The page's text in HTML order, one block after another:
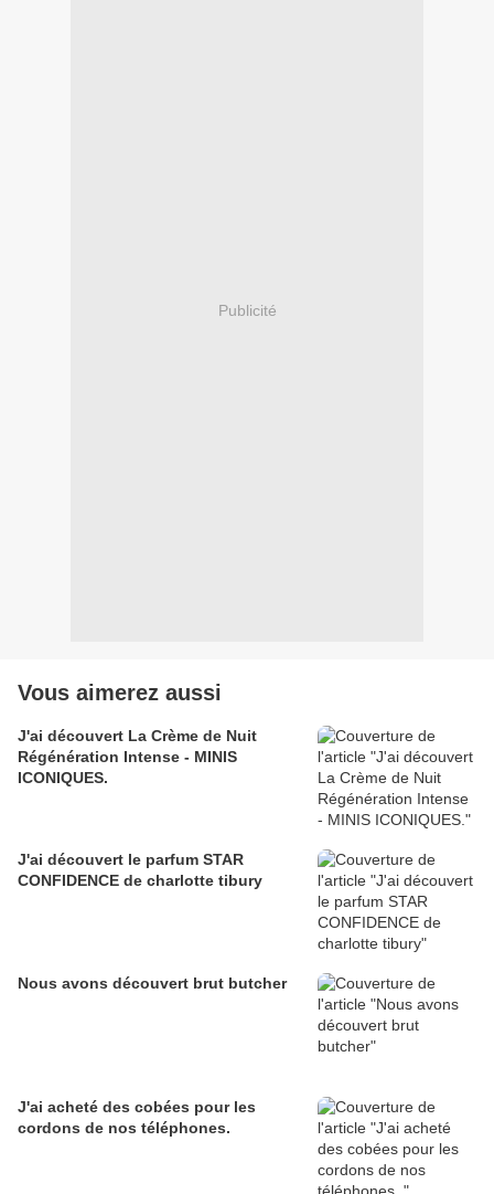
Publicité
Vous aimerez aussi
J'ai découvert La Crème de Nuit
Régénération Intense - MINIS
ICONIQUES.
J'ai découvert le parfum STAR
CONFIDENCE de charlotte tibury
Nous avons découvert brut butcher
J'ai acheté des cobées pour les